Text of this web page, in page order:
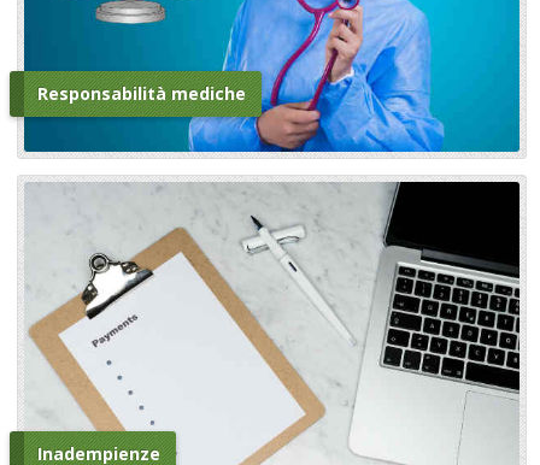
Responsabilità mediche
Inadempienze